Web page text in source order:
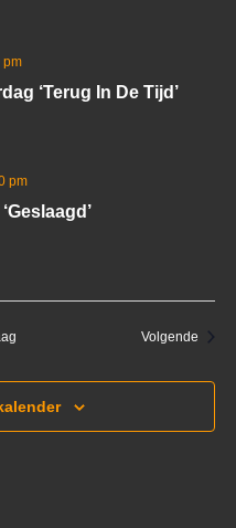
‘Terug In De Tijd’
pm
pm
Volgende